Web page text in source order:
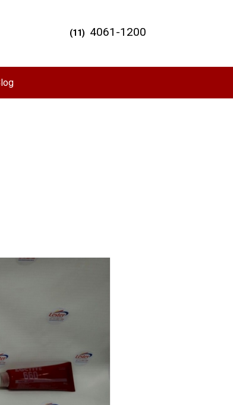
(11) 4061-1200